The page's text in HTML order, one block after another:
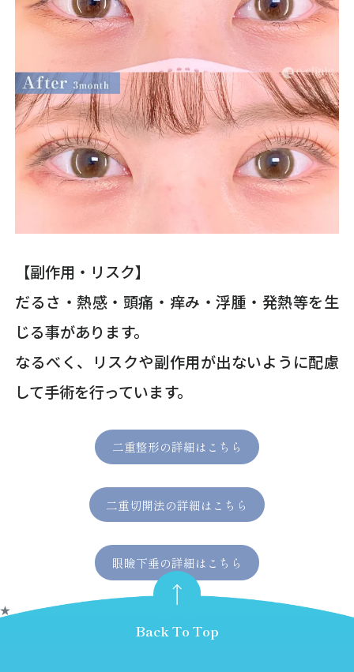
【副作用・リスク】
だるさ・熱感・頭痛・痒み・浮腫・発熱等を生
じる事があります。
なるべく、リスクや副作用が出ないように配慮
して手術を行っています。
二重整形の詳細はこちら
二重切開法の詳細はこちら
眼瞼下垂の詳細はこちら
★
Back To Top